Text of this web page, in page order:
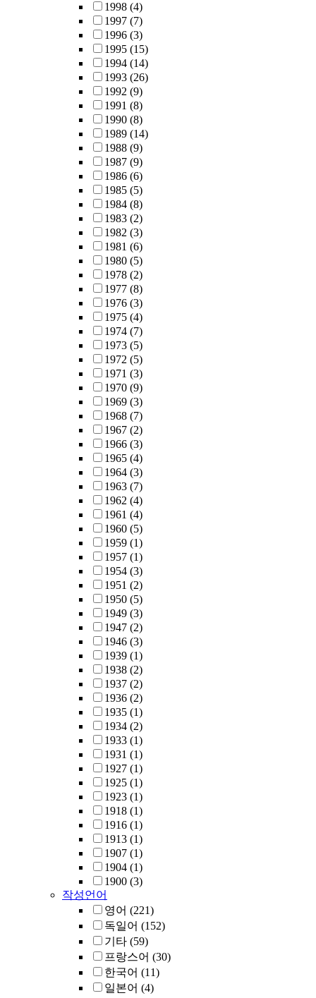
1998 (4)
1997 (7)
1996 (3)
1995 (15)
1994 (14)
1993 (26)
1992 (9)
1991 (8)
1990 (8)
1989 (14)
1988 (9)
1987 (9)
1986 (6)
1985 (5)
1984 (8)
1983 (2)
1982 (3)
1981 (6)
1980 (5)
1978 (2)
1977 (8)
1976 (3)
1975 (4)
1974 (7)
1973 (5)
1972 (5)
1971 (3)
1970 (9)
1969 (3)
1968 (7)
1967 (2)
1966 (3)
1965 (4)
1964 (3)
1963 (7)
1962 (4)
1961 (4)
1960 (5)
1959 (1)
1957 (1)
1954 (3)
1951 (2)
1950 (5)
1949 (3)
1947 (2)
1946 (3)
1939 (1)
1938 (2)
1937 (2)
1936 (2)
1935 (1)
1934 (2)
1933 (1)
1931 (1)
1927 (1)
1925 (1)
1923 (1)
1918 (1)
1916 (1)
1913 (1)
1907 (1)
1904 (1)
1900 (3)
작성언어
영어 (221)
독일어 (152)
기타 (59)
프랑스어 (30)
한국어 (11)
일본어 (4)